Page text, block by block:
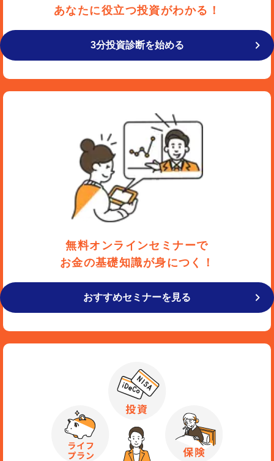
あなたに役立つ投資がわかる！
3分投資診断を始める
無料オンラインセミナーで
お金の基礎知識が身につく！
おすすめセミナーを見る